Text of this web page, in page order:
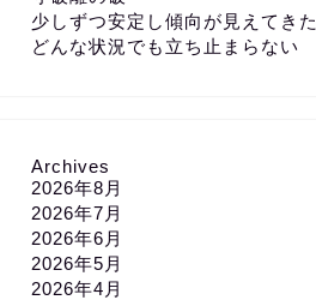
少しずつ安定し傾向が見えてきた
どんな状況でも立ち止まらない
Archives
2026年8月
2026年7月
2026年6月
2026年5月
2026年4月